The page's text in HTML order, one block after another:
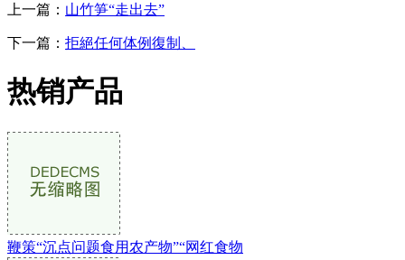
上一篇： 山竹笋“走出去”
下一篇： 拒絕任何体例復制、
热销产品
鞭策“沉点问题食用农产物”“网红食物